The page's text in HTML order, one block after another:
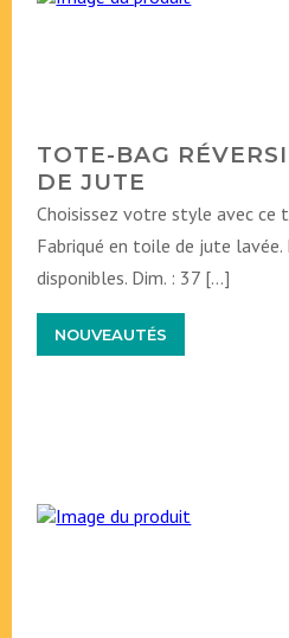
TOTE-BAG
DE JUTE
Choisissez votre style avec ce
Fabriqué en toile de jute lavée.
disponibles. Dim. : 37 […]
NOUVEAUTÉS